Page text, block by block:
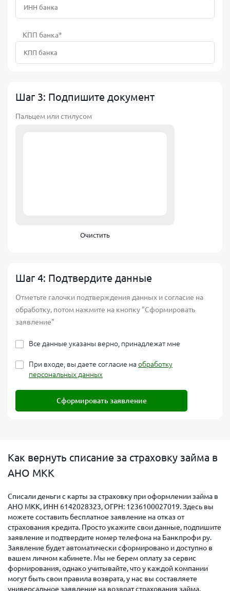
КПП банка*
Шаг 3: Подпишите документ
Пальцем или стилусом
Очистить
Шаг 4: Подтвердите данные
Отметьте галочки подтверждения данных и согласие на
обработку, потом нажмите на кнопку "Сформировать
заявление"
Все данные указаны верно, принадлежат мне
При входе, вы даете согласие на обработку
персональных данных
Сформировать заявление
Как вернуть списание за страховку займа в
АНО МКК
Списали деньги с карты за страховку при оформлении займа в
АНО МКК, ИНН 6142028323, ОГРН: 1236100027019. Здесь вы
можете составить бесплатное заявление на отказ от
страхования кредита. Просто укажите свои данные, подпишите
заявление и подтвердите номер телефона на Банкпрофи ру.
Заявление будет автоматически сформировано и доступно в
вашем личном кабинете. Мы не берем оплату за сервис
формирования, однако учитывайте, что у каждой компании
могут быть свои правила возврата, у нас вы составляете
универсальное заявление на возврат страхования займа.